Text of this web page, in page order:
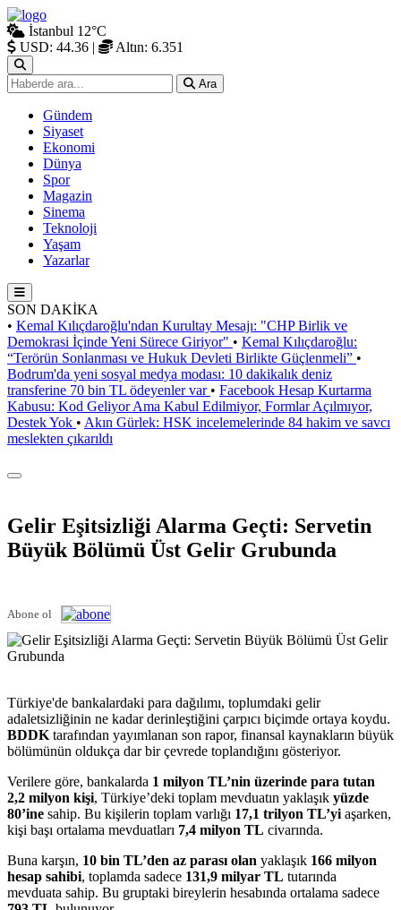
İstanbul 12°C
USD: 44.36 | Altın: 6.351
Ara
Gündem
Siyaset
Ekonomi
Dünya
Spor
Magazin
Sinema
Teknoloji
Yaşam
Yazarlar
SON DAKİKA
• Kemal Kılıçdaroğlu'ndan Kurultay Mesajı: "CHP Birlik ve
Demokrasi İçinde Yeni Sürece Giriyor" • Kemal Kılıçdaroğlu:
“Terörün Sonlanması ve Hukuk Devleti Birlikte Güçlenmeli” •
Bodrum'da yeni sosyal medya modası: 10 dakikalık deniz
transferine 70 bin TL ödeyenler var • Facebook Hesap Kurtarma
Kabusu: Kod Geliyor Ama Kabul Edilmiyor, Formlar Açılmıyor,
Destek Yok • Akın Gürlek: HSK incelemelerinde 84 hakim ve savcı
meslekten çıkarıldı
Gelir Eşitsizliği Alarma Geçti: Servetin
Büyük Bölümü Üst Gelir Grubunda
Abone ol
Türkiye'de bankalardaki para dağılımı, toplumdaki gelir
adaletsizliğinin ne kadar derinleştiğini çarpıcı biçimde ortaya koydu.
BDDK tarafından yayımlanan son rapor, finansal kaynakların büyük
bölümünün oldukça dar bir çevrede toplandığını gösteriyor.
Verilere göre, bankalarda 1 milyon TL’nin üzerinde para tutan
2,2 milyon kişi, Türkiye’deki toplam mevduatın yaklaşık yüzde
80’ine sahip. Bu kişilerin toplam varlığı 17,1 trilyon TL’yi aşarken,
kişi başı ortalama mevduatları 7,4 milyon TL civarında.
Buna karşın, 10 bin TL’den az parası olan yaklaşık 166 milyon
hesap sahibi, toplamda sadece 131,9 milyar TL tutarında
mevduata sahip. Bu gruptaki bireylerin hesabında ortalama sadece